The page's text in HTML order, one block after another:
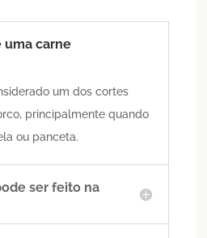
uma carne
um dos cortes
principalmente quando
ou panceta.
ser feito na